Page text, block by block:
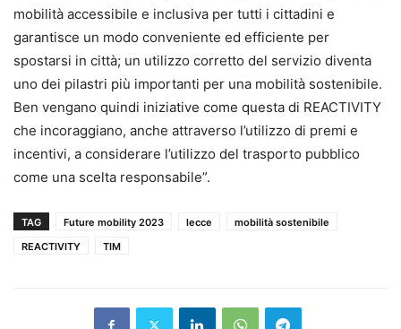
mobilità accessibile e inclusiva per tutti i cittadini e
garantisce un modo conveniente ed efficiente per
spostarsi in città; un utilizzo corretto del servizio diventa
uno dei pilastri più importanti per una mobilità sostenibile.
Ben vengano quindi iniziative come questa di REACTIVITY
che incoraggiano, anche attraverso l’utilizzo di premi e
incentivi, a considerare l’utilizzo del trasporto pubblico
come una scelta responsabile”.
TAG Future mobility 2023 lecce
mobilità sostenibile
REACTIVITY
TIM